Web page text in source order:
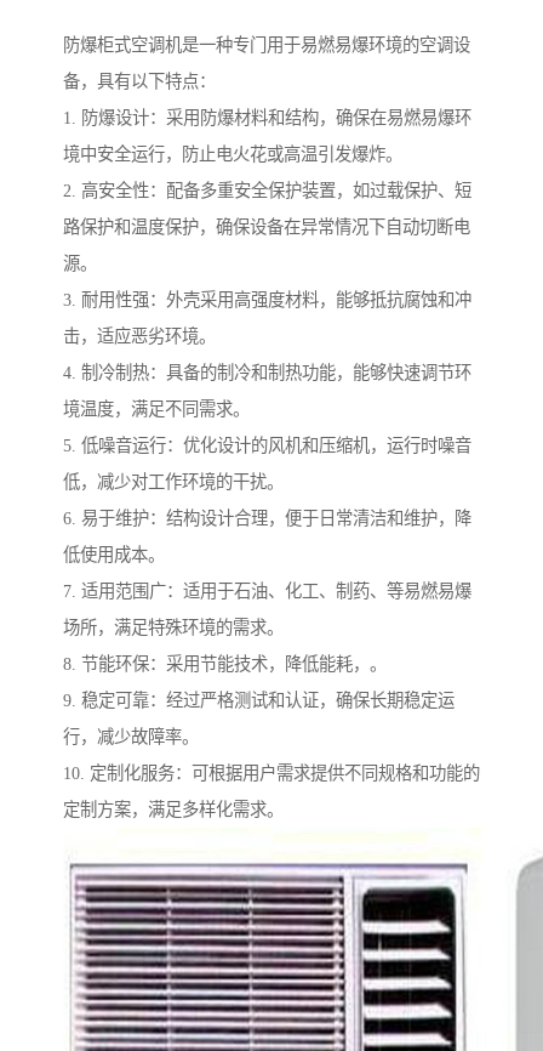
防爆柜式空调机是一种专门用于易燃易爆环境的空调设
备，具有以下特点：
1. 防爆设计：采用防爆材料和结构，确保在易燃易爆环
境中安全运行，防止电火花或高温引发爆炸。
2. 高安全性：配备多重安全保护装置，如过载保护、短
路保护和温度保护，确保设备在异常情况下自动切断电
源。
3. 耐用性强：外壳采用高强度材料，能够抵抗腐蚀和冲
击，适应恶劣环境。
4. 制冷制热：具备的制冷和制热功能，能够快速调节环
境温度，满足不同需求。
5. 低噪音运行：优化设计的风机和压缩机，运行时噪音
低，减少对工作环境的干扰。
6. 易于维护：结构设计合理，便于日常清洁和维护，降
低使用成本。
7. 适用范围广：适用于石油、化工、制药、等易燃易爆
场所，满足特殊环境的需求。
8. 节能环保：采用节能技术，降低能耗，。
9. 稳定可靠：经过严格测试和认证，确保长期稳定运
行，减少故障率。
10. 定制化服务：可根据用户需求提供不同规格和功能的
定制方案，满足多样化需求。